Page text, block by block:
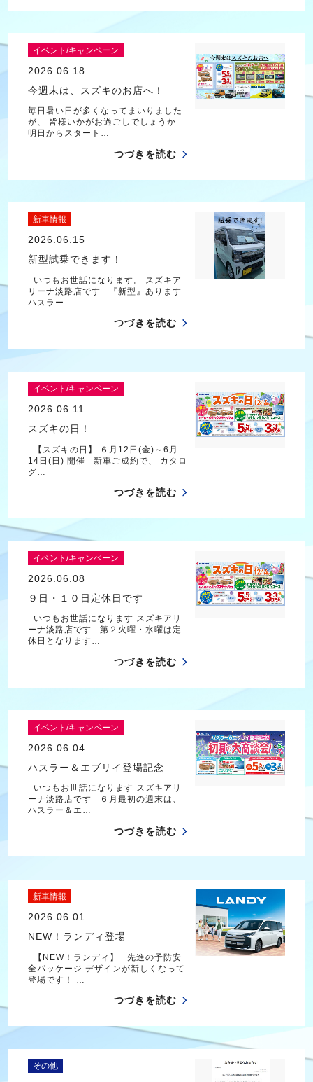
イベント/キャンペーン
2026.06.18
今週末は、スズキのお店へ！
毎日暑い日が多くなってまいりました
が、 皆様いかがお過ごしでしょうか
明日からスタート…
つづきを読む
新車情報
2026.06.15
新型試乗できます！
いつもお世話になります。 スズキア
リーナ淡路店です 『新型』あります
ハスラー…
つづきを読む
イベント/キャンペーン
2026.06.11
スズキの日！
【スズキの日】 ６月12日(金)～6月
14日(日) 開催 新車ご成約で、 カタロ
グ…
つづきを読む
イベント/キャンペーン
2026.06.08
９日・１０日定休日です
いつもお世話になります スズキアリ
ーナ淡路店です 第２火曜・水曜は定
休日となります…
つづきを読む
イベント/キャンペーン
2026.06.04
ハスラー＆エブリイ登場記念
いつもお世話になります スズキアリ
ーナ淡路店です ６月最初の週末は、
ハスラー＆エ…
つづきを読む
新車情報
2026.06.01
NEW！ランディ登場
【NEW！ランディ】 先進の予防安
全パッケージ デザインが新しくなって
登場です！ …
つづきを読む
その他